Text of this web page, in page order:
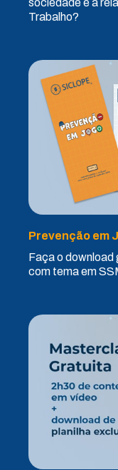
sociedade e a
Trabalho?
Prevenção em
Faça o download
com tema em